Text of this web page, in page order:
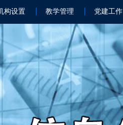
构设置 教学管理 党建工作